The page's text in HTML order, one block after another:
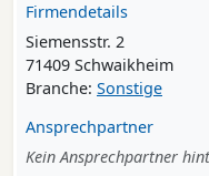
Firmendetails
Siemensstr. 2
71409 Schwaikheim
Branche: Sonstige
Ansprechpartner
Kein Ansprechpartner